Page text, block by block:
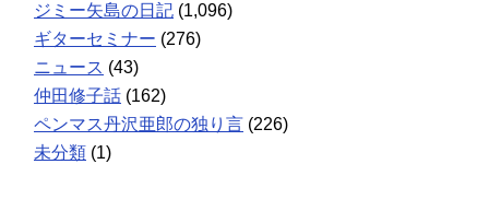
ジミー矢島の日記 (1,096)
ギターセミナー (276)
ニュース (43)
仲田修子話 (162)
ペンマス丹沢亜郎の独り言 (226)
未分類 (1)